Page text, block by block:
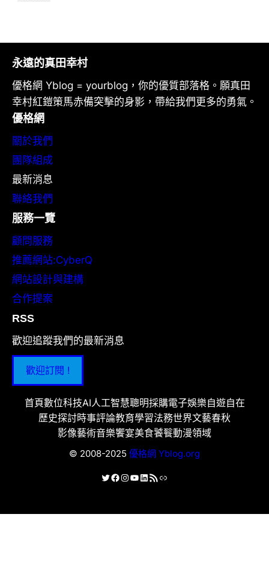
永遠的真田幸村
優格網 Yblog = yourblog，你的優質部落格。願真田
幸村紅鎧策馬赤備突擊的身影，帶給我們更多的勇氣。
優格網
關於我們
團隊組成
最新消息
聯絡我們
服務一覽
顧問服務
推薦網站:CyberQ
網站設計與建構
合作提案
RSS
歡迎追蹤我們的最新消息
歡迎訂閱 !
首頁數位科技AI人工智慧聰明採購電子娛樂自遊自在
歷史探討時事評論教育學習法務世界文藝春秋
影像藝術音樂饗宴美食饕餮動漫領域
© 2008-2025 優格網 Yblog.org
X Facebook
Instagram
YouTube
LinkedIn
RSS 資訊提供連結